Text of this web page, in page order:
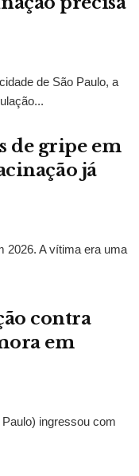
de São Paulo, a
de gripe em
já
2026. A vítima era uma
contra
em
ingressou com